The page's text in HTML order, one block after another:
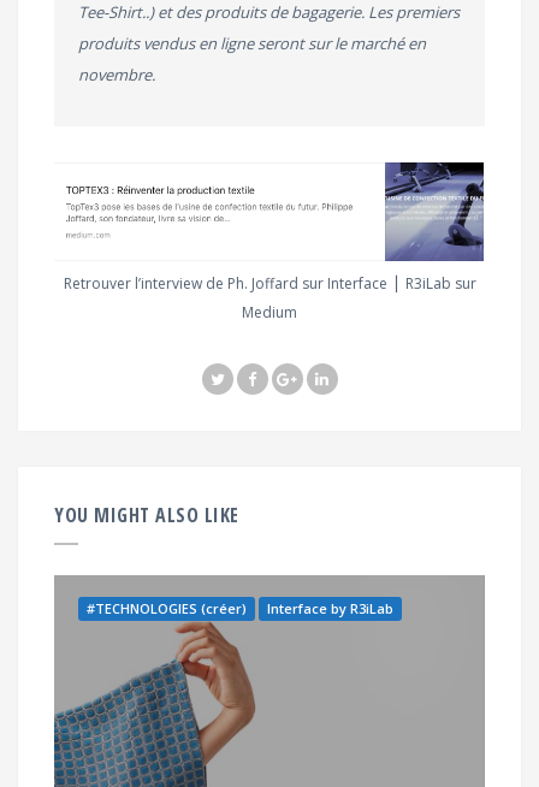
Tee-Shirt..) et des produits de bagagerie. Les premiers
produits vendus en ligne seront sur le marché en
novembre.
Retrouver l’interview de Ph. Joffard sur Interface ⎪ R3iLab sur
Medium
YOU MIGHT ALSO LIKE
#TECHNOLOGIES (créer) Interface by R3iLab